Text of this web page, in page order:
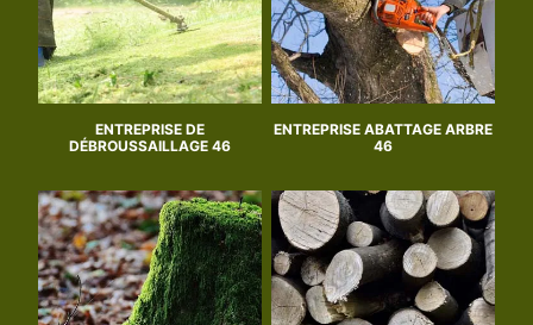
ENTREPRISE DE
DÉBROUSSAILLAGE 46
ENTREPRISE ABATTAGE ARBRE
46